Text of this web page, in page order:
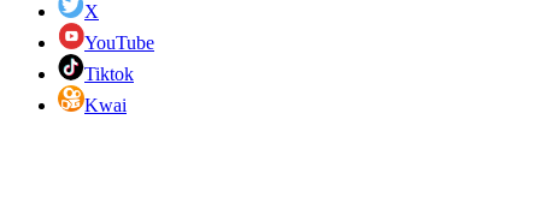
X
YouTube
Tiktok
Kwai